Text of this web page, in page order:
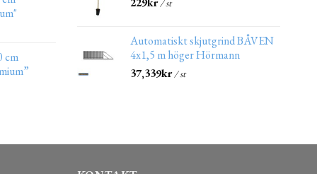
cm
/ st
Automatiskt skjutgrind BÅVEN
4x1,5 m höger Hörmann
37,339kr/ st